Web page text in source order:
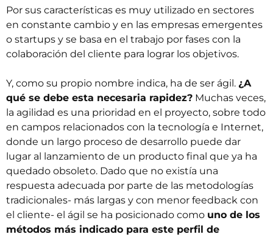
Por sus características es muy utilizado en sectores
en constante cambio y en las empresas emergentes
o startups y se basa en el trabajo por fases con la
colaboración del cliente para lograr los objetivos.
Y, como su propio nombre indica, ha de ser ágil. ¿A
qué se debe esta necesaria rapidez? Muchas veces,
la agilidad es una prioridad en el proyecto, sobre todo
en campos relacionados con la tecnología e Internet,
donde un largo proceso de desarrollo puede dar
lugar al lanzamiento de un producto final que ya ha
quedado obsoleto. Dado que no existía una
respuesta adecuada por parte de las metodologías
tradicionales- más largas y con menor feedback con
el cliente- el ágil se ha posicionado como uno de los
métodos más indicado para este perfil de